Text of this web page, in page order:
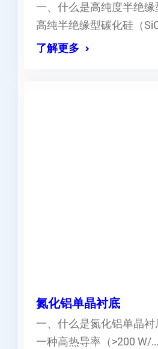
一、什么是高纯度半绝缘
高纯半绝缘型碳化硅（
了解更多
氮化铝单晶衬底
一、什么是氮化铝单晶
一种高热导率（>200 W/…